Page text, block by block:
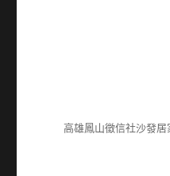
高雄鳳山徵信社沙發居